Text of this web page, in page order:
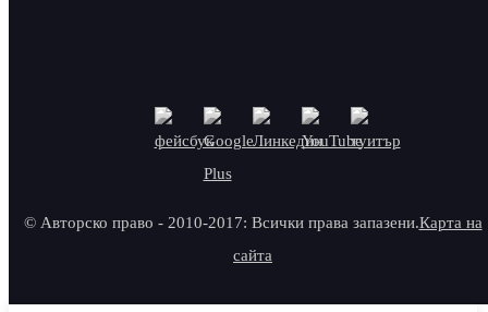
© Авторско право - 2010-2017: Всички права запазени.Карта на
сайта